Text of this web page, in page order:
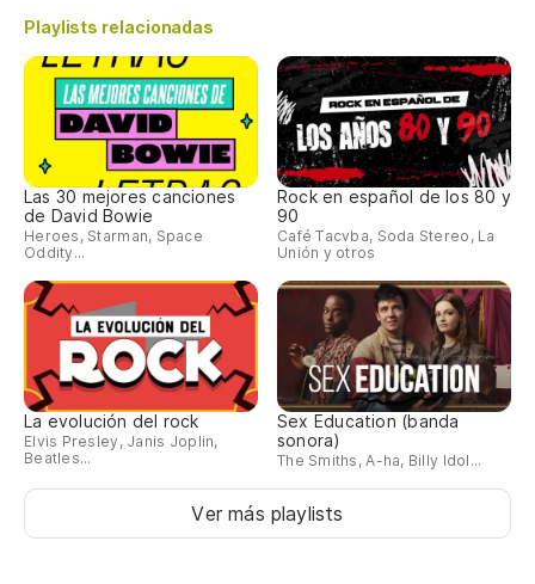
Playlists relacionadas
Las 30 mejores canciones
de David Bowie
Heroes, Starman, Space
Oddity...
Rock en español de los 80 y
90
Café Tacvba, Soda Stereo, La
Unión y otros
La evolución del rock
Elvis Presley, Janis Joplin,
Beatles...
Sex Education (banda
sonora)
The Smiths, A-ha, Billy Idol...
Ver más playlists